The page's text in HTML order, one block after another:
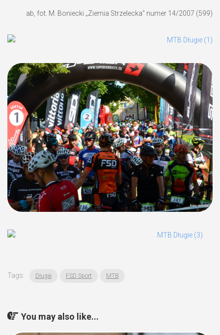
ab, fot. M. Boniecki „Ziemia Strzelecka” numer 14/2007 (599)
Tags: Długie FSD Sport MTB
You may also like...